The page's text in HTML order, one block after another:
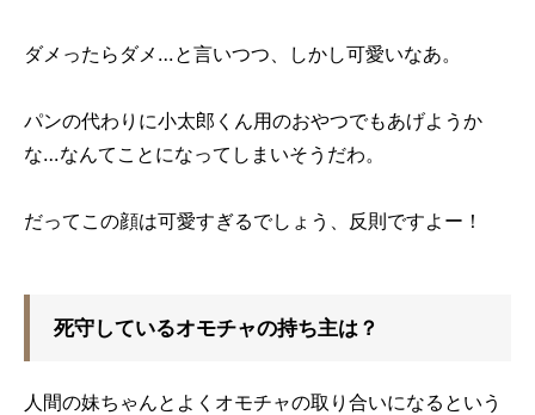
ダメったらダメ…と言いつつ、しかし可愛いなあ。
パンの代わりに小太郎くん用のおやつでもあげようか
な…なんてことになってしまいそうだわ。
だってこの顔は可愛すぎるでしょう、反則ですよー！
死守しているオモチャの持ち主は？
人間の妹ちゃんとよくオモチャの取り合いになるという